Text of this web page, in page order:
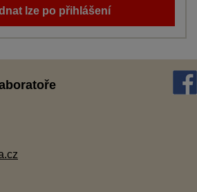
lze po přihlášení